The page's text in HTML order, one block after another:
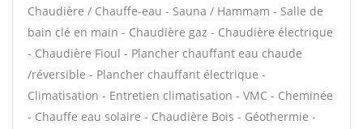
Chaudière / Chauffe-eau - Sauna / Hammam - Salle de
bain clé en main - Chaudière gaz - Chaudière électrique
- Chaudière Fioul - Plancher chauffant eau chaude
/réversible - Plancher chauffant électrique -
Climatisation - Entretien climatisation - VMC - Cheminée
- Chauffe eau solaire - Chaudière Bois - Géothermie -